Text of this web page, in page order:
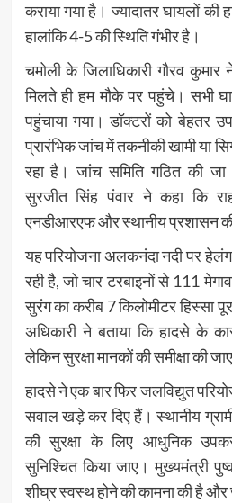
कराया गया है। ज्यादातर घायलों की
हालांकि 4-5 की स्थिति गंभीर है।
चमोली के जिलाधिकारी गौरव कुमार
मिलते ही हम मौके पर पहुंचे। सभी
पहुंचाया गया। डॉक्टरों को बेहतर
प्रारंभिक जांच में तकनीकी खामी या
रहा है। जांच समिति गठित की
सुरजीत सिंह पंवार ने कहा कि
एनडीआरएफ और स्थानीय प्रशासन
यह परियोजना अलकनंदा नदी पर
रही है, जो चार टरबाइनों से 111
सुरंग का करीब 7 किलोमीटर हिस्सा
अधिकारी ने बताया कि हादसे के
लेकिन सुरक्षा मानकों की समीक्षा की
हादसे ने एक बार फिर जलविद्युत
सवाल खड़े कर दिए हैं। स्थानीय
की सुरक्षा के लिए आधुनिक
सुनिश्चित किया जाए। मुख्यमंत्री
शीघ्र स्वस्थ होने की कामना की है